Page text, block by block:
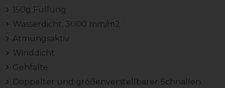
150g Füllung
Wasserdicht, 3000 mm/m2
Atmungsaktiv
Winddicht
Gehfalte
Doppelter und größenverstellbarer Schnallen